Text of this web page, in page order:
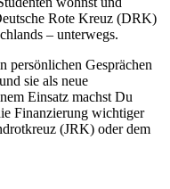
Rote Kreuz (DRK)
– unterwegs.
persönlichen Gesprächen
sie als neue
Einsatz machst Du
Finanzierung wichtiger
(JRK) oder dem